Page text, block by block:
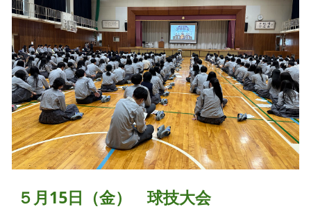
５月15日（金） 球技大会